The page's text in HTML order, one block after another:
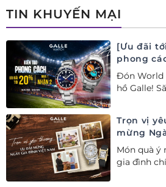
TIN KHUYẾN MẠI
[Ưu đãi
phong
– Siêu ưu
World Cup
Đón World
hồ Galle!
Trọn vị
mừng
28/06
Món quà ý
gia đình